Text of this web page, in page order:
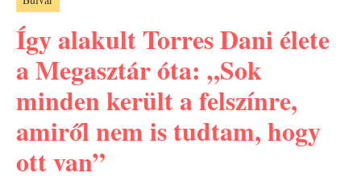
Így alakult Torres Dani élete
a Megasztár óta: „Sok
minden került a felszínre,
amiről nem is tudtam, hogy
ott van”